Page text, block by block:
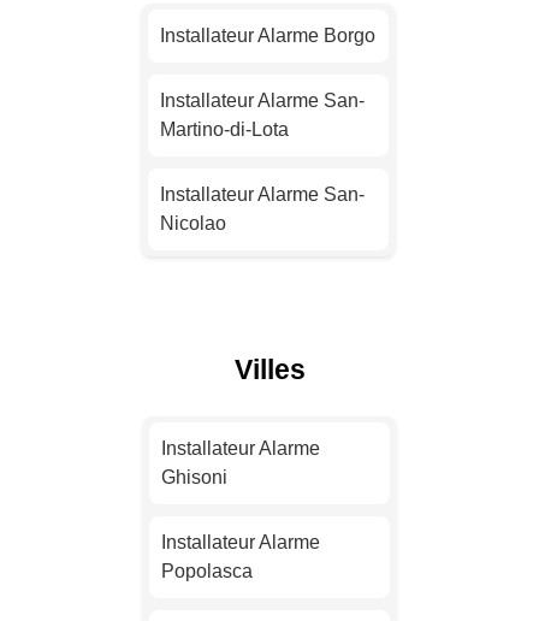
Nantes
Installateur Alarme
Strasbourg
Installateur Alarme
Montpellier
Installateur Alarme Lille
Installateur Alarme
Rennes
Installateur Alarme
Reims
Installateur Alarme Borgo
Installateur Alarme San-
Martino-di-Lota
Installateur Alarme San-
Nicolao
Installateur Alarme L'Île-
Installateur Alarme
Installateur Alarme
Villes
Installateur Alarme
Ghisoni
Installateur Alarme
Popolasca